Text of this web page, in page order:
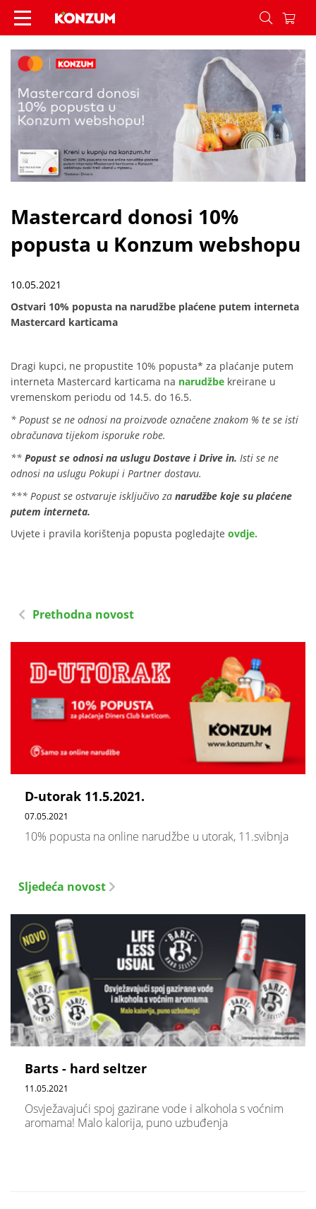
Mastercard donosi 10% popusta u Konzum
Mastercard donosi 10%
popusta u Konzum webshopu
10.05.2021
Ostvari 10% popusta na narudžbe plaćene putem interneta
Mastercard karticama
Dragi kupci, ne propustite 10% popusta* za plaćanje putem
interneta Mastercard karticama na narudžbe kreirane u
vremenskom periodu od 14.5. do 16.5.
* Popust se ne odnosi na proizvode označene znakom % te se isti
obračunava tijekom isporuke robe.
** Popust se odnosi na uslugu Dostave i Drive in. Isti se ne
odnosi na uslugu Pokupi i Partner dostavu.
*** Popust se ostvaruje isključivo za narudžbe koje su plaćene
putem interneta.
Uvjete i pravila korištenja popusta pogledajte ovdje.
Prethodna novost
D-utorak 11.5.2021.
07.05.2021
10% popusta na online narudžbe u utorak, 11.svibnja
Sljedeća novost
Barts - hard seltzer
11.05.2021
Osvježavajući spoj gazirane vode i alkohola s voćnim
aromama! Malo kalorija, puno uzbuđenja